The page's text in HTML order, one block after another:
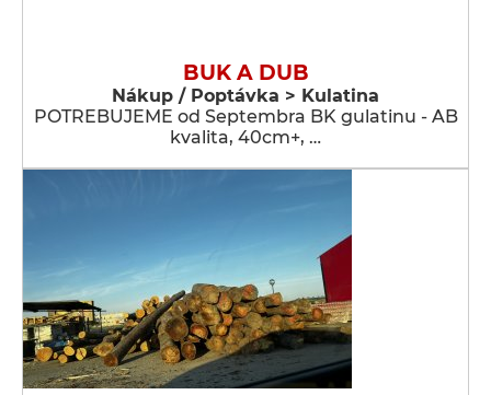
BUK A DUB
Nákup / Poptávka > Kulatina
POTREBUJEME od Septembra BK gulatinu - AB
kvalita, 40cm+, …